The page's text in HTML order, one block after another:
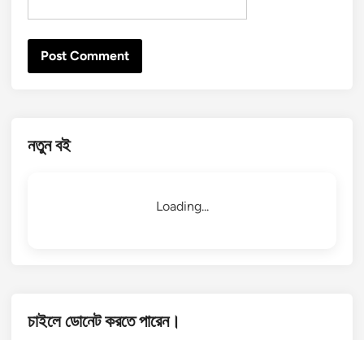
নতুন বই
Loading...
চাইলে ডোনেট করতে পারেন।